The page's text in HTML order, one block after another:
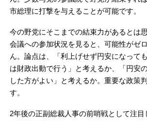
市総理に打撃を与えることが可能です。
今の野党にそこまでの結束力があるとは
会議への参加状況を見ると、可能性がゼ
ん。論点は、「利上げせず円安になって
は財政出動で行う」と考えるか、「円安
した方がよい」と考えるか。重要な政策
す。
2年後の正副総裁人事の前哨戦として注